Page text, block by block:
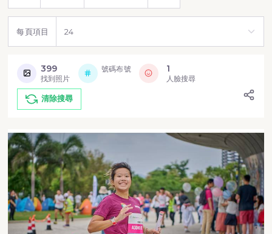
每頁項目
399
找到照片
號碼布號 1
人臉搜尋
清除搜尋